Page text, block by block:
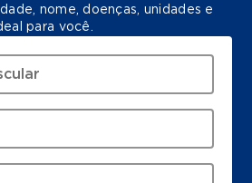
nome, doenças, unidades e
para você.